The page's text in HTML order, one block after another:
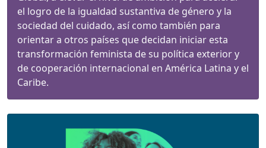
el logro de la igualdad sustantiva de género y la
sociedad del cuidado, así como también para
orientar a otros países que decidan iniciar esta
transformación feminista de su política exterior y
de cooperación internacional en América Latina y el
Caribe.